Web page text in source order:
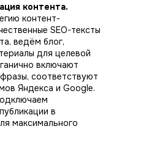
контента.
контент-
SEO-тексты
ведём блог,
для целевой
включают
соответствуют
Яндекса и Google.
в
максимального